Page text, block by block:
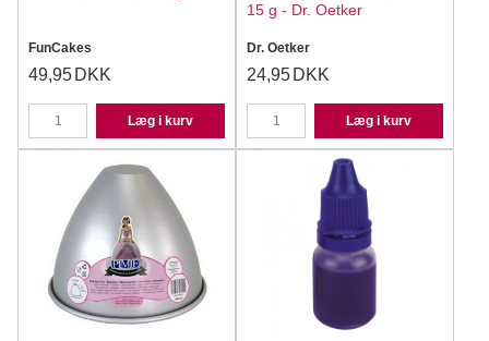
FunCakes
49,95 DKK
Læg i kurv
15 g - Dr. Oetker
Dr. Oetker
24,95 DKK
Læg i kurv